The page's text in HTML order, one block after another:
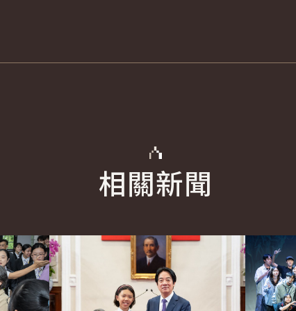
相關新聞
詳細內容 詳細內容